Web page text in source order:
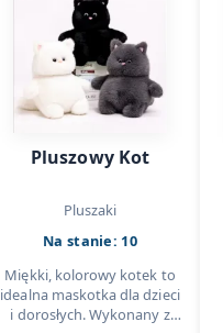
Pluszowy Kot
Pluszaki
Na stanie: 10
Miękki, kolorowy kotek to
idealna maskotka dla dzieci
i dorosłych. Wykonany z